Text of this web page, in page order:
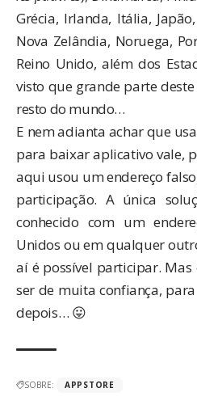
Grécia, Irlanda, Itália,
Nova Zelândia, Noruega,
Reino Unido, além dos
visto que grande parte
resto do mundo…
E nem adianta achar que
para baixar aplicativo vale,
aqui usou um endereço
participação. A única
conhecido com um
Unidos ou em qualquer
aí é possível participar. Mas
ser de muita confiança,
depois… 😛
SOBRE: APPSTORE